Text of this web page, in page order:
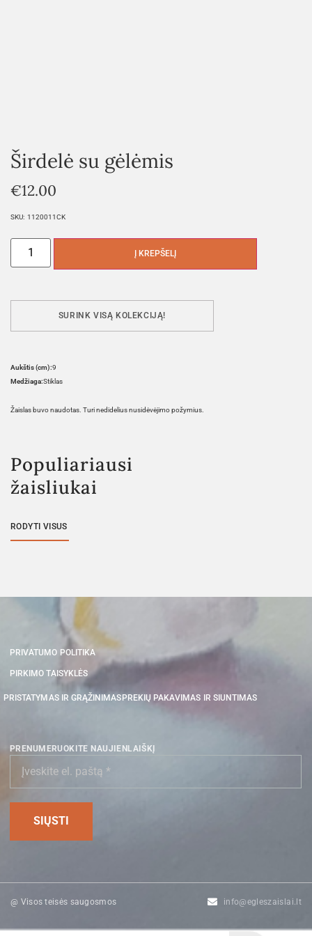
Širdelė su gėlėmis
€12.00
SKU: 1120011CK
Į KREPŠELĮ
SURINK VISĄ KOLEKCIJĄ!
Aukštis (cm):9
Medžiaga:Stiklas
Žaislas buvo naudotas. Turi nedidelius nusidėvėjimo požymius.
Populiariausi
žaisliukai
RODYTI VISUS
PRIVATUMO POLITIKA
PIRKIMO TAISYKLĖS
PRISTATYMAS IR GRĄŽINIMAS PREKIŲ PAKAVIMAS IR SIUNTIMAS
PRENUMERUOKITE NAUJIENLAIŠKĮ
@ Visos teisės saugosmos info@egleszaislai.lt